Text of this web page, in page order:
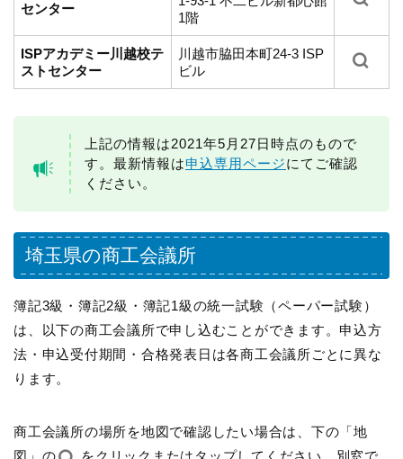
センター
1階
ISPアカデミー川越校テ
ストセンター
川越市脇田本町24-3 ISP
ビル
上記の情報は2021年5月27日時点のもので
す。最新情報は申込専用ページにてご確認
ください。
埼玉県の商工会議所
簿記3級・簿記2級・簿記1級の統一試験（ペーパー試験）
は、以下の商工会議所で申し込むことができます。申込方
法・申込受付期間・合格発表日は各商工会議所ごとに異な
ります。
商工会議所の場所を地図で確認したい場合は、下の「地
図」の
をクリックまたはタップしてください。別窓で